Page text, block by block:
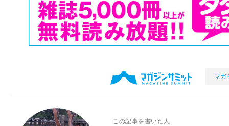
マガ
この記事を書いた人